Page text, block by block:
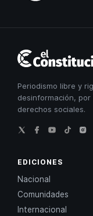
Periodismo libre y
desinformación,
derechos sociales.
EDICIONES
Nacional
Comunidades
Internacional